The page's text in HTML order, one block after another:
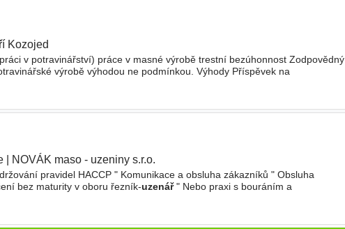
Kozojed
v potravinářství) práce v masné výrobě trestní bezúhonnost Zodpovědný
výrobě výhodou ne podmínkou. Výhody Příspěvek na
| NOVÁK maso - uzeniny s.r.o.
pravidel HACCP " Komunikace a obsluha zákazníků " Obsluha
bez maturity v oboru řezník-uzenář" Nebo praxi s bouráním a